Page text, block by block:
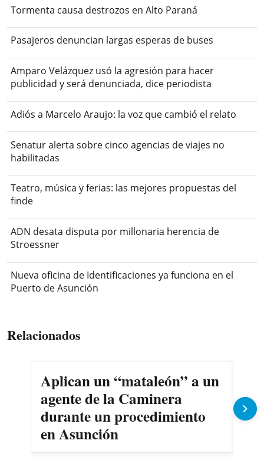
Tormenta causa destrozos en Alto Paraná
Pasajeros denuncian largas esperas de buses
Amparo Velázquez usó la agresión para hacer
publicidad y será denunciada, dice periodista
Adiós a Marcelo Araujo: la voz que cambió el relato
Senatur alerta sobre cinco agencias de viajes no
habilitadas
Teatro, música y ferias: las mejores propuestas del
finde
ADN desata disputa por millonaria herencia de
Stroessner
Nueva oficina de Identificaciones ya funciona en el
Puerto de Asunción
Relacionados
Aplican un “mataleón” a un
agente de la Caminera
durante un procedimiento
en Asunción